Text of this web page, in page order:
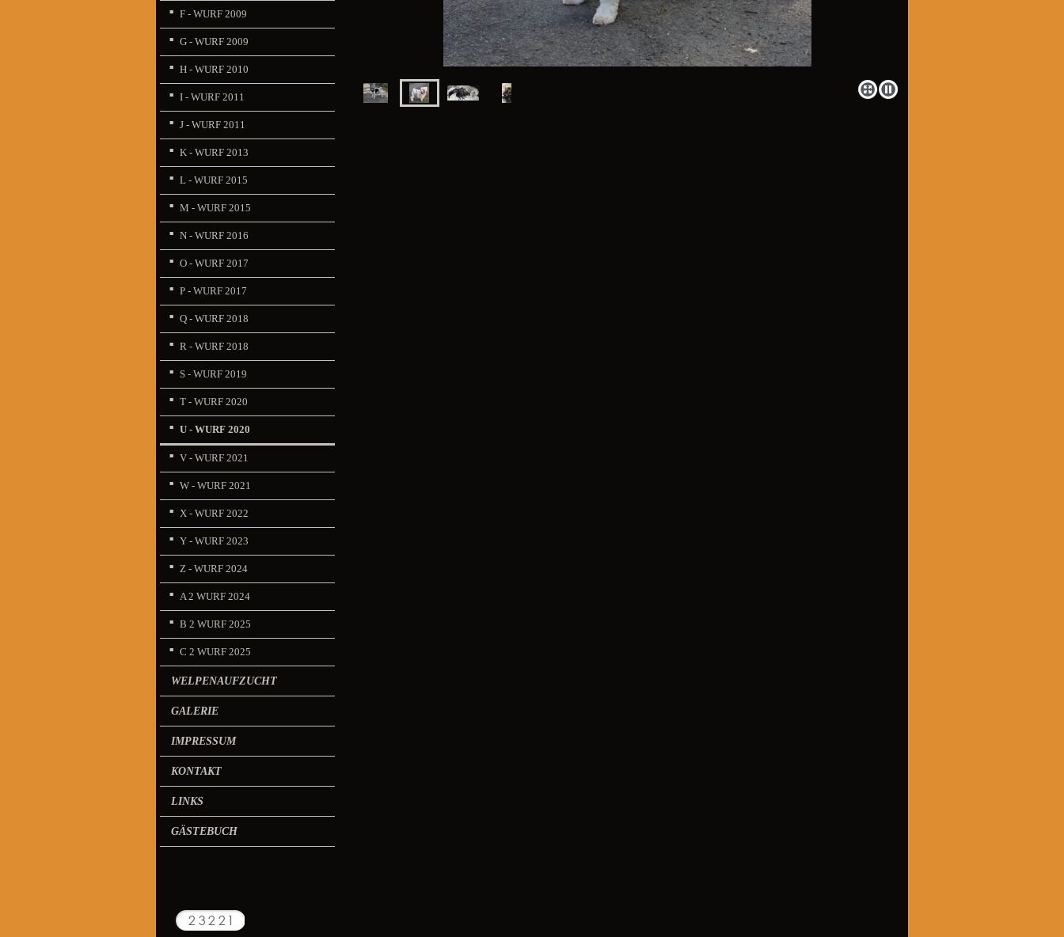
F - WURF 2009
G - WURF 2009
H - WURF 2010
I - WURF 2011
J - WURF 2011
K - WURF 2013
L - WURF 2015
M - WURF 2015
N - WURF 2016
O - WURF 2017
P - WURF 2017
Q - WURF 2018
R - WURF 2018
S - WURF 2019
T - WURF 2020
U - WURF 2020
V - WURF 2021
W - WURF 2021
X - WURF 2022
Y - WURF 2023
Z - WURF 2024
A 2 WURF 2024
B 2 WURF 2025
C 2 WURF 2025
WELPENAUFZUCHT
GALERIE
IMPRESSUM
KONTAKT
LINKS
GÄSTEBUCH